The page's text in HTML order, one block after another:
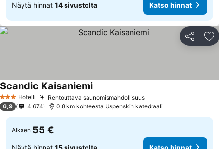
Näytä hinnat 14 sivustolta Katso hinnat
Jaa
3 Tähtiluokitus
Hotelli Rentouttava saunomismahdollisuus
Scandic Kaisaniemi
6,9 4 674 0.8 km kohteesta Uspenskin katedraali
Alkaen 55 €
Näytä hinnat 15 sivustolta Katso hinnat